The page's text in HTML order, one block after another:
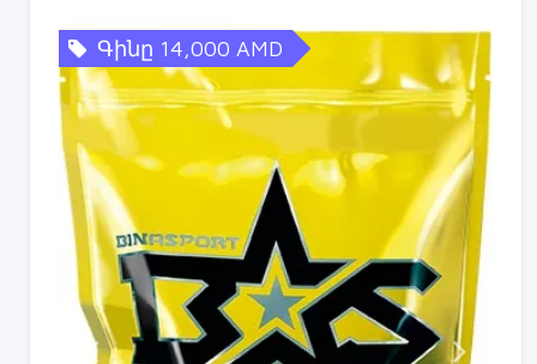
Գինը 14,000 AMD